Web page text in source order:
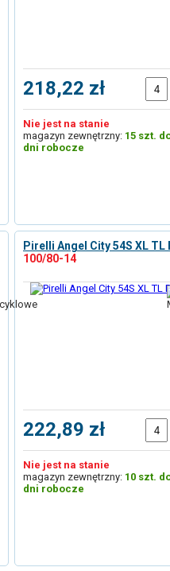
218,22 zł
Nie jest na stanie
magazyn zewnętrzny: 15 szt.
dni robocze
Pirelli Angel City 54S XL TL
100/80-14
222,89 zł
Nie jest na stanie
magazyn zewnętrzny: 10 szt.
dni robocze